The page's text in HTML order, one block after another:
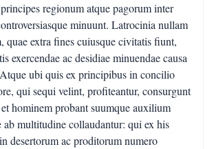
regionum atque pagorum inter
minuunt. Latrocinia nullam
quae extra fines cuiusque civitatis fiunt,
exercendae ac desidiae minuendae causa
ubi quis ex principibus in concilio
qui sequi velint, profiteantur, consurgunt
hominem probant suumque auxilium
ab multitudine collaudantur: qui ex his
desertorum ac proditorum numero